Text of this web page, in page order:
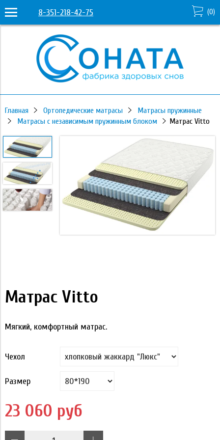
8-351-218-42-75 (0)
Главная Ортопедические матрасы
Матрасы пружинные
Матрасы с независимым пружинным блоком
Матрас Vitto
Матрас Vitto
Мягкий, комфортный матрас.
Чехол
Размер
23 060 руб